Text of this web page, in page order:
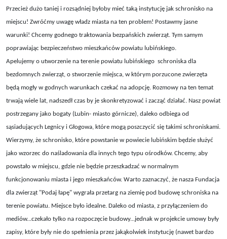
Przecież dużo taniej i rozsądniej byłoby mieć taką instytucję jak schronisko na
miejscu! Zwróćmy uwagę władz miasta na ten problem! Postawmy jasne
warunki! Chcemy godnego traktowania bezpańskich zwierząt. Tym samym
poprawiając bezpieczeństwo mieszkańców powiatu lubińskiego.
Apelujemy o utworzenie na terenie powiatu lubińskiego schroniska dla
bezdomnych zwierząt, o stworzenie miejsca, w którym porzucone zwierzęta
będą mogły w godnych warunkach czekać na adopcję. Rozmowy na ten temat
trwają wiele lat, nadszedł czas by je skonkretyzować i zacząć działać. Nasz powiat
postrzegany jako bogaty (Lubin- miasto górnicze), daleko odbiega od
sąsiadujących Legnicy i Głogowa, które mogą poszczycić się takimi schroniskami.
Wierzymy, że schronisko, które powstanie w powiecie lubińskim będzie służyć
jako wzorzec do naśladowania dla innych tego typu ośrodków. Chcemy, aby
powstało w miejscu, gdzie nie będzie przeszkadzać w normalnym
funkcjonowaniu miasta i jego mieszkańców. Warto zaznaczyć, że nasza Fundacja
dla zwierząt "Podaj łapę" wygrała przetarg na ziemię pod budowę schroniska na
terenie powiatu. Miejsce było idealne. Daleko od miasta, z przyłączeniem do
mediów...czekało tylko na rozpoczęcie budowy...jednak w projekcie umowy były
zapisy, które były nie do spełnienia przez jakąkolwiek instytucję (nawet bardzo